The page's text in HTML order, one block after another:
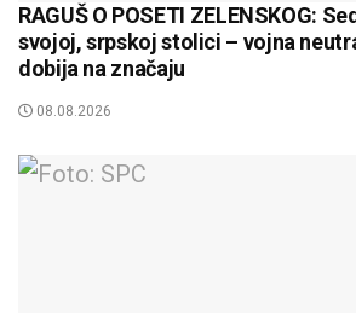
RAGUŠ O POSETI ZELENSKOG:
svojoj, srpskoj stolici – vojna
dobija na značaju
08.08.2026